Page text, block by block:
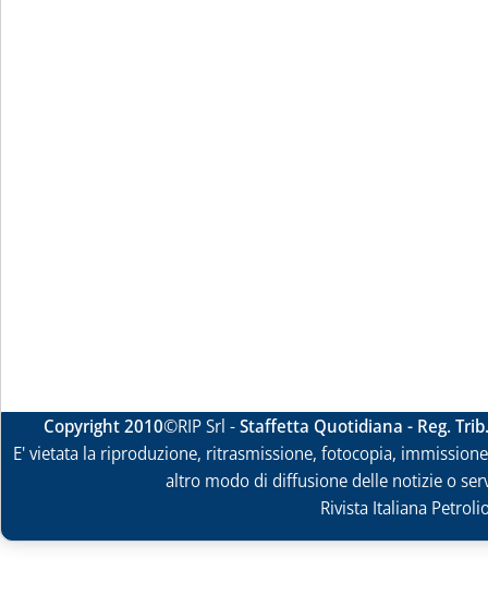
Copyright 2010©RIP Srl -Staffetta Quotidiana - Reg.
E' vietata la riproduzione, ritrasmissione, fotocopia,
altro modo di diffusione delle notizie o
Rivista Italiana